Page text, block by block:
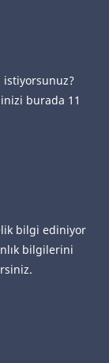
istiyorsunuz?
burada 11
bilgi ediniyor
bilgilerini